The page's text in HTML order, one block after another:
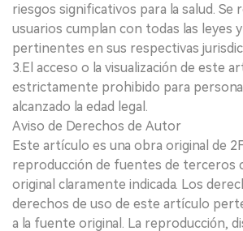
riesgos significativos para la salud. Se
usuarios cumplan con todas las leyes
pertinentes en sus respectivas
3.El acceso o la visualización de este
estrictamente prohibido para
alcanzado la edad legal.
Aviso de Derechos de Autor
Este artículo es una obra original de
reproducción de fuentes de terceros
original claramente indicada. Los
derechos de uso de este artículo
a la fuente original. La reproducción,